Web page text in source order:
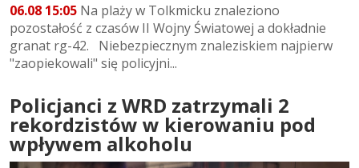
06.08 15:05 Na plaży w Tolkmicku znaleziono
pozostałość z czasów II Wojny Światowej a dokładnie
granat rg-42. Niebezpiecznym znaleziskiem najpierw
"zaopiekowali" się policyjni...
Policjanci z WRD zatrzymali 2
rekordzistów w kierowaniu pod
wpływem alkoholu